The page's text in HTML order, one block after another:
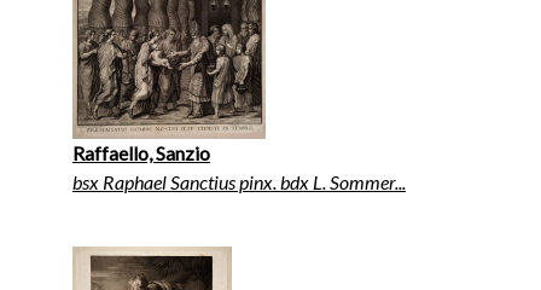
Raffaello, Sanzio
bsx Raphael Sanctius pinx. bdx L. Sommer...